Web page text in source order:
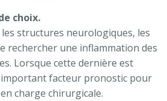
choix.
les structures neurologiques, les
rechercher une inflammation des
Lorsque cette dernière est
facteur pronostic pour
charge chirurgicale.